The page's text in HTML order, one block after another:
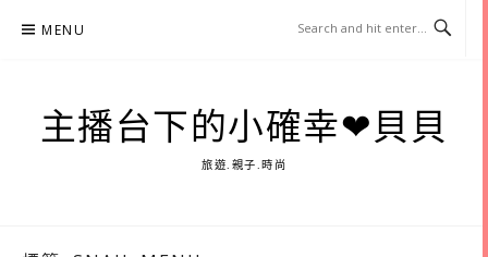
MENU
主播台下的小確幸❤貝貝
旅遊.親子.時尚